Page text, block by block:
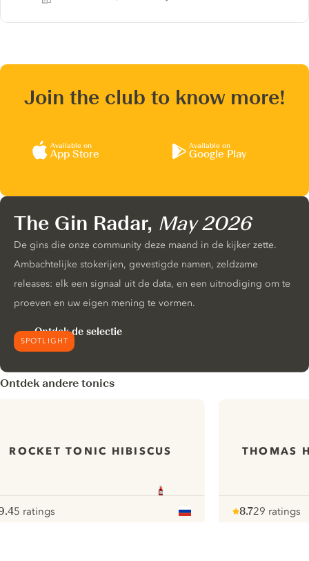
Join the club to know more!
Available on
App Store
Available on
Google Play
SPOTLIGHT
The Gin Radar, May 2026
De gins die onze community deze maand in de kijker zette.
Ambachtelijke stokerijen, gevestigde namen, zeldzame
releases: elk een signaal uit de data, en een uitnodiging om te
proeven en uw eigen mening te vormen.
Ontdek de selectie
Ontdek andere tonics
ROCKET TONIC HIBISCUS
5 ratings
THOMAS
8.729 ratings